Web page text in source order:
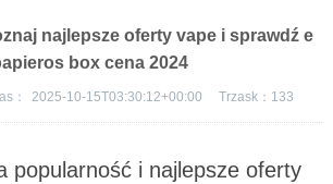
najlepsze oferty vape i sprawdź e
box cena 2024
： 2025-10-15T03:30:12+00:00 Trzask： 133
popularność i najlepsze oferty